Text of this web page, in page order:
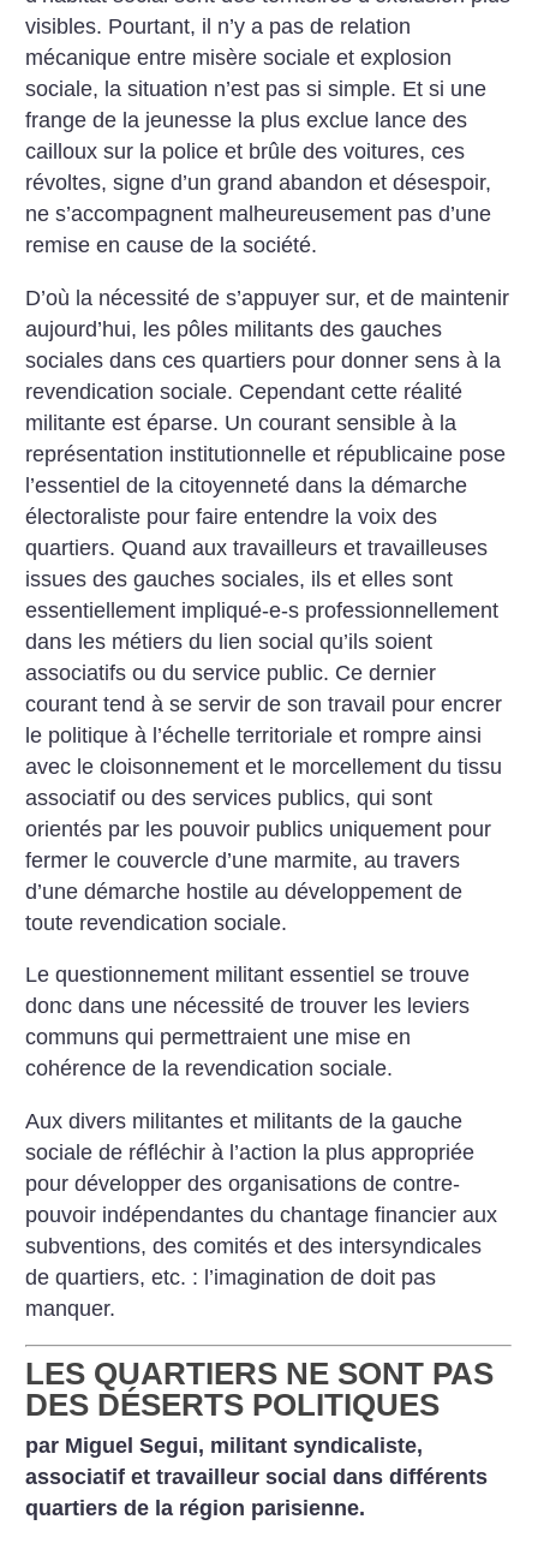
visibles. Pourtant, il n’y a pas de relation
mécanique entre misère sociale et explosion
sociale, la situation n’est pas si simple. Et si une
frange de la jeunesse la plus exclue lance des
cailloux sur la police et brûle des voitures, ces
révoltes, signe d’un grand abandon et désespoir,
ne s’accompagnent malheureusement pas d’une
remise en cause de la société.
D’où la nécessité de s’appuyer sur, et de maintenir
aujourd’hui, les pôles militants des gauches
sociales dans ces quartiers pour donner sens à la
revendication sociale. Cependant cette réalité
militante est éparse. Un courant sensible à la
représentation institutionnelle et républicaine pose
l’essentiel de la citoyenneté dans la démarche
électoraliste pour faire entendre la voix des
quartiers. Quand aux travailleurs et travailleuses
issues des gauches sociales, ils et elles sont
essentiellement impliqué-e-s professionnellement
dans les métiers du lien social qu’ils soient
associatifs ou du service public. Ce dernier
courant tend à se servir de son travail pour encrer
le politique à l’échelle territoriale et rompre ainsi
avec le cloisonnement et le morcellement du tissu
associatif ou des services publics, qui sont
orientés par les pouvoir publics uniquement pour
fermer le couvercle d’une marmite, au travers
d’une démarche hostile au développement de
toute revendication sociale.
Le questionnement militant essentiel se trouve
donc dans une nécessité de trouver les leviers
communs qui permettraient une mise en
cohérence de la revendication sociale.
Aux divers militantes et militants de la gauche
sociale de réfléchir à l’action la plus appropriée
pour développer des organisations de contre-
pouvoir indépendantes du chantage financier aux
subventions, des comités et des intersyndicales
de quartiers, etc. : l’imagination de doit pas
manquer.
LES QUARTIERS NE SONT PAS
DES DÉSERTS POLITIQUES
par Miguel Segui, militant syndicaliste,
associatif et travailleur social dans différents
quartiers de la région parisienne.